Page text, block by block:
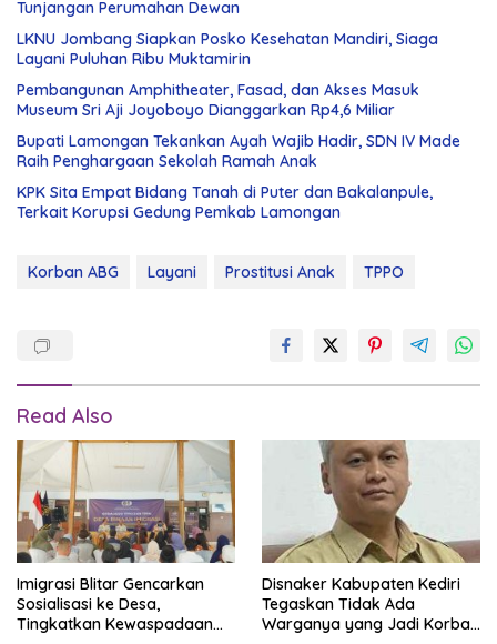
Tunjangan Perumahan Dewan
LKNU Jombang Siapkan Posko Kesehatan Mandiri, Siaga
Layani Puluhan Ribu Muktamirin
Pembangunan Amphitheater, Fasad, dan Akses Masuk
Museum Sri Aji Joyoboyo Dianggarkan Rp4,6 Miliar
Bupati Lamongan Tekankan Ayah Wajib Hadir, SDN IV Made
Raih Penghargaan Sekolah Ramah Anak
KPK Sita Empat Bidang Tanah di Puter dan Bakalanpule,
Terkait Korupsi Gedung Pemkab Lamongan
Korban ABG Layani Prostitusi Anak TPPO
Read Also
Imigrasi Blitar Gencarkan
Sosialisasi ke Desa,
Tingkatkan Kewaspadaan
Disnaker Kabupaten Kediri
Tegaskan Tidak Ada
Warganya yang Jadi Korban